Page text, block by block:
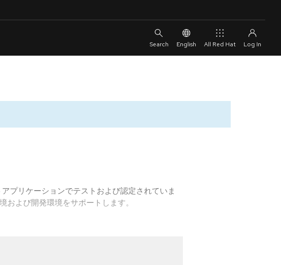
English All Red Hat
プリケーションでテストおよび認定されていま
よび開発環境をサポートします。